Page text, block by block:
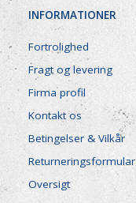
INFORMATIONER
Fortrolighed
Fragt og levering
Firma profil
Kontakt os
Betingelser & Vilkår
Returneringsformular
Oversigt